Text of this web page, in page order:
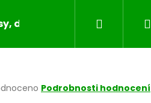
dečky, běhouny, povlaky
Hledat
Podrobnosti hodnocení